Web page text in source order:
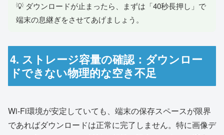
💡 ダウンロードが止まったら、まずは「40秒長押し」で
端末の息継ぎをさせてあげましょう。
4. ストレージ容量の確認：ダウンロー
ドできない物理的な空き不足
Wi-Fi環境が安定していても、端末の保存スペースが限界
であればダウンロードは正常に完了しません。特に画像デ